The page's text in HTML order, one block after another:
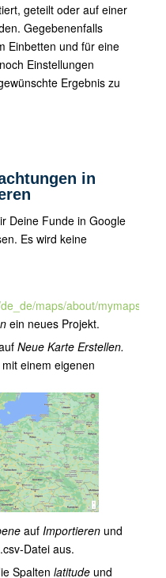
geteilt oder auf einer
Gegebenenfalls
Einbetten und für eine
Einstellungen
Ergebnis zu
in
Deine Funde in Google
Es wird keine
maps/about/mymaps/
ein neues Projekt.
Neue Karte Erstellen.
einem eigenen
auf Importierenund
Datei aus.
Spalten latitudeund